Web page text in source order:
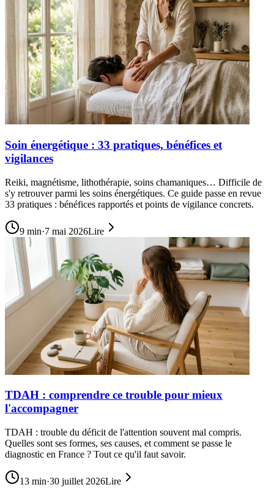
Soin énergétique : 33 pratiques, bénéfices et
vigilances
Reiki, magnétisme, lithothérapie, soins chamaniques… Difficile de
s'y retrouver parmi les soins énergétiques. Ce guide passe en revue
33 pratiques : bénéfices rapportés et points de vigilance concrets.
9 min·7 mai 2026Lire
TDAH : comprendre ce trouble pour mieux
l'accompagner
TDAH : trouble du déficit de l'attention souvent mal compris.
Quelles sont ses formes, ses causes, et comment se passe le
diagnostic en France ? Tout ce qu'il faut savoir.
13 min·30 juillet 2026Lire